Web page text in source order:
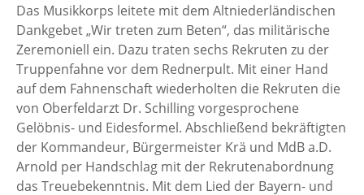
Das Musikkorps leitete mit dem Altniederländischen
Dankgebet „Wir treten zum Beten“, das militärische
Zeremoniell ein. Dazu traten sechs Rekruten zu der
Truppenfahne vor dem Rednerpult. Mit einer Hand
auf dem Fahnenschaft wiederholten die Rekruten die
von Oberfeldarzt Dr. Schilling vorgesprochene
Gelöbnis- und Eidesformel. Abschließend bekräftigten
der Kommandeur, Bürgermeister Krä und MdB a.D.
Arnold per Handschlag mit der Rekrutenabordnung
das Treuebekenntnis. Mit dem Lied der Bayern- und